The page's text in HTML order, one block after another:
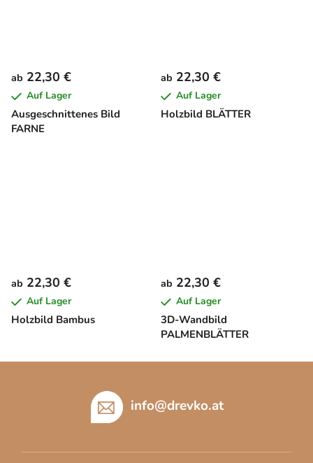
Ausgeschnittenes Bild
FARNE
ab 22,30 €
Auf Lager
Holzbild BLÄTTER
ab 22,30 €
Auf Lager
Holzbild Bambus
ab 22,30 €
Auf Lager
3D-Wandbild
PALMENBLÄTTER
ab 22,30 €
Auf Lager
info@drevko.at